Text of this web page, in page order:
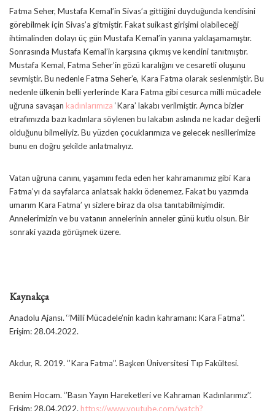
Fatma Seher, Mustafa Kemal’in Sivas’a gittiğini duyduğunda kendisini
görebilmek için Sivas’a gitmiştir. Fakat suikast girişimi olabileceği
ihtimalinden dolayı üç gün Mustafa Kemal’in yanına yaklaşamamıştır.
Sonrasında Mustafa Kemal’in karşısına çıkmış ve kendini tanıtmıştır.
Mustafa Kemal, Fatma Seher’in gözü karalığını ve cesaretli oluşunu
sevmiştir. Bu nedenle Fatma Seher’e, Kara Fatma olarak seslenmiştir. Bu
nedenle ülkenin belli yerlerinde Kara Fatma gibi cesurca milli mücadele
uğruna savaşan kadınlarımıza ‘Kara’ lakabı verilmiştir. Ayrıca bizler
etrafımızda bazı kadınlara söylenen bu lakabın aslında ne kadar değerli
olduğunu bilmeliyiz. Bu yüzden çocuklarımıza ve gelecek nesillerimize
bunu en doğru şekilde anlatmalıyız.
Vatan uğruna canını, yaşamını feda eden her kahramanımız gibi Kara
Fatma’yı da sayfalarca anlatsak hakkı ödenemez. Fakat bu yazımda
umarım Kara Fatma’ yı sizlere biraz da olsa tanıtabilmişimdir.
Annelerimizin ve bu vatanın annelerinin anneler günü kutlu olsun. Bir
sonraki yazıda görüşmek üzere.
Kaynakça
Anadolu Ajansı. ‘’Milli Mücadele’nin kadın kahramanı: Kara Fatma’’.
Erişim: 28.04.2022.
Akdur, R. 2019. ‘’Kara Fatma’’. Başken Üniversitesi Tıp Fakültesi.
Benim Hocam. ‘’Basın Yayın Hareketleri ve Kahraman Kadınlarımız’’.
Erişim: 28.04.2022. https://www.youtube.com/watch?